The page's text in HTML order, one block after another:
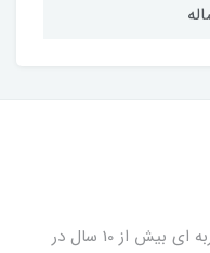
صنایع ایمنی و آتش نشانی عادل با تجربه ای بیش از 10 سال در